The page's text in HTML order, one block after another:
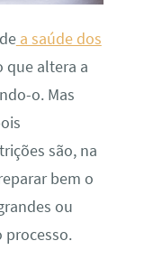
a saúde dos
que altera a
o. Mas
são, na
bem o
ou
processo.